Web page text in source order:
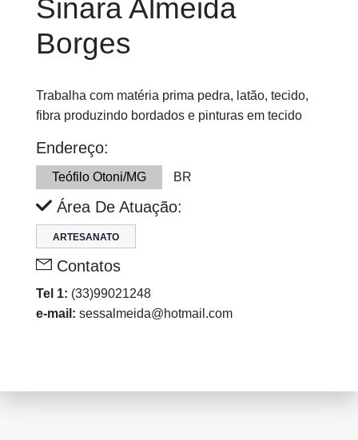
Sinara Almeida
Borges
Trabalha com matéria prima pedra, latão, tecido,
fibra produzindo bordados e pinturas em tecido
Endereço:
Teófilo Otoni/MG BR
Área De Atuação:
ARTESANATO
Contatos
Tel 1: (33)99021248
e-mail: sessalmeida@hotmail.com